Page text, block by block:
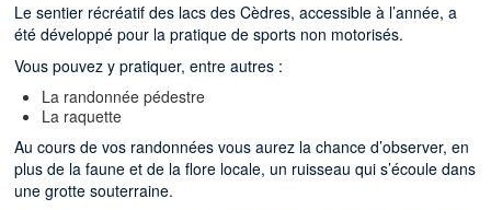
Le sentier récréatif des lacs des Cèdres, accessible à l’année, a
été développé pour la pratique de sports non motorisés.
Vous pouvez y pratiquer, entre autres :
La randonnée pédestre
La raquette
Au cours de vos randonnées vous aurez la chance d’observer, en
plus de la faune et de la flore locale, un ruisseau qui s’écoule dans
une grotte souterraine.